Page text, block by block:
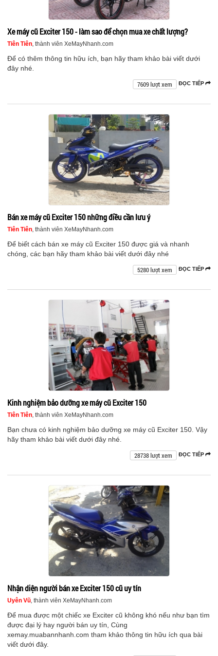
Xe máy cũ Exciter 150 - làm sao để chọn mua xe chất lượng?
Tiên Tiên, thành viên XeMayNhanh.com
Để có thêm thông tin hữu ích, bạn hãy tham khảo bài viết dưới
đây nhé.
ĐỌC TIẾP
7609 lượt xem
Bán xe máy cũ Exciter 150 những điều cần lưu ý
Tiên Tiên, thành viên XeMayNhanh.com
Để biết cách bán xe máy cũ Exciter 150 được giá và nhanh
chóng, các bạn hãy tham khảo bài viết dưới đây nhé
ĐỌC TIẾP
5280 lượt xem
Kinh nghiệm bảo dưỡng xe máy cũ Exciter 150
Tiên Tiên, thành viên XeMayNhanh.com
Bạn chưa có kinh nghiệm bảo dưỡng xe máy cũ Exciter 150. Vậy
hãy tham khảo bài viết dưới đây nhé.
ĐỌC TIẾP
28738 lượt xem
Nhận diện người bán xe Exciter 150 cũ uy tín
Uyên Vũ, thành viên XeMayNhanh.com
Để mua được một chiếc xe Exciter cũ không khó nếu như bạn tìm
được đại lý hay người bán uy tín, Cùng
xemay.muabannhanh.com tham khảo thông tin hữu ích qua bài
viết dưới đây.